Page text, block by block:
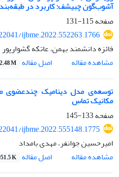
آشوب‌گون چبیشف: کاربرد در
صفحه115-131
ijbme.2022.552263.1766
فائزه دانشمند بهمن، عاتکه گشوارپور
مشاهده مقاله
اصل مقاله 2.48 M
توسعه‌ی مدل دینامیک چندعضوی
مکانیک تماس
صفحه133-145
ijbme.2022.555148.1775
امیرحسین جوانفر، مهدی بامداد
مشاهده مقاله
اصل مقاله K